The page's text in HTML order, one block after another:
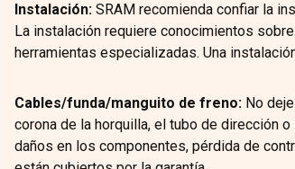
Instalación:SRAM recomienda confiar la
La instalación requiere conocimientos
herramientas especializadas. Una
Cables/funda/manguito de freno:No deje
corona de la horquilla, el tubo de dirección
daños en los componentes, pérdida de